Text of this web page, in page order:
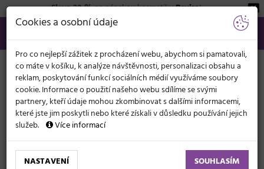
Sleva 20 %na pánskou kosmetikuBeviro!
566 440 099
info@svetkadernictvi.cz
Po−pá: 8−17
Vše o nákupu Kč
KATEGORIE
MENU
Kosmetické potřeby
Depilace, epilace
Depilátory, epilátory
Cookies a osobní údaje
Pro co nejlepší zážitek z procházení webu, abychom si pamatovali,
co máte v košíku, k analýze návštěvnosti, personalizaci obsahu a
reklam, poskytování funkcí sociálních médií využíváme soubory
cookie. Informace o použití našeho webu sdílíme se svými
partnery, kteří údaje mohou zkombinovat s dalšími informacemi,
které jste jim poskytli nebo které získali v důsledku používání jejich
služeb.
Více informací
NASTAVENÍ SOUHLASÍM